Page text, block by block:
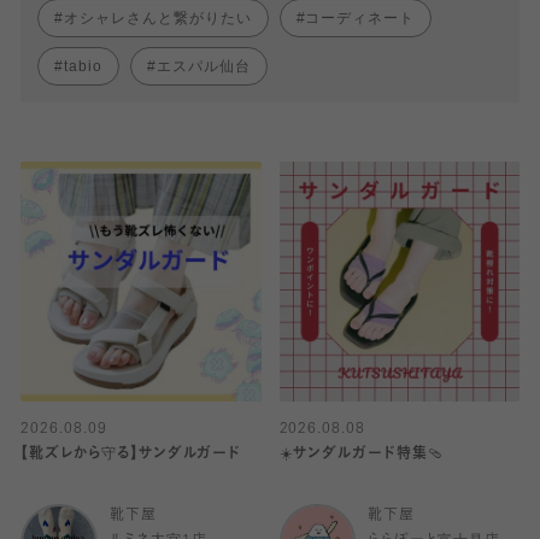
オシャレさんと繋がりたい コーディネート
tabio エスパル仙台
2026.08.09
【靴ズレから守る】サンダルガード
靴下屋
2026.08.08
☀️サンダルガード特集🩴
靴下屋